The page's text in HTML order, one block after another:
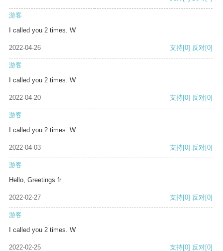
游客
I called you 2 times. W
2022-04-26 支持[0] 反对[0]
游客
I called you 2 times. W
2022-04-20 支持[0] 反对[0]
游客
I called you 2 times. W
2022-04-03 支持[0] 反对[0]
游客
Hello, Greetings fr
2022-02-27 支持[0] 反对[0]
游客
I called you 2 times. W
2022-02-25 支持[0] 反对[0]